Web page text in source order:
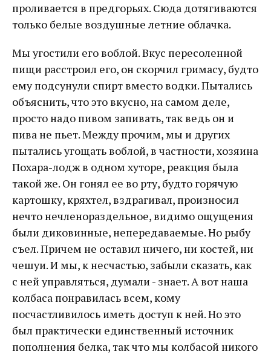
проливается в предгорьях. Сюда дотягиваются
только белые воздушные летние облачка.
Мы угостили его воблой. Вкус пересоленной
пищи расстроил его, он скорчил гримасу, будто
ему подсунули спирт вместо водки. Пытались
объяснить, что это вкусно, на самом деле,
просто надо пивом запивать, так ведь он и
пива не пьет. Между прочим, мы и других
пытались угощать воблой, в частности, хозяина
Похара-лодж в одном хуторе, реакция была
такой же. Он гонял ее во рту, будто горячую
картошку, кряхтел, вздрагивал, произносил
нечто нечленораздельное, видимо ощущения
были диковинные, непередаваемые. Но рыбу
съел. Причем не оставил ничего, ни костей, ни
чешуи. И мы, к несчастью, забыли сказать, как
с ней управляться, думали - знает. А вот наша
колбаса понравилась всем, кому
посчастливилось иметь доступ к ней. Но это
был практически единственный источник
пополнения белка, так что мы колбасой никого